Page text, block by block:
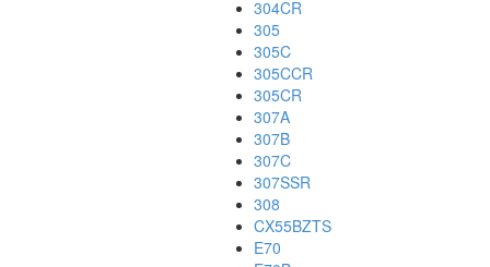
304CR
305
305C
305CCR
305CR
307A
307B
307C
307SSR
308
CX55BZTS
E70